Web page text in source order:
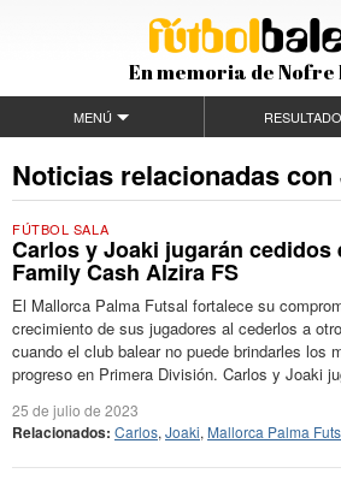
En memoria de Nofre
MENÚ
Noticias relacionadas con
FÚTBOL SALA
Carlos y Joaki jugarán cedidos
Family Cash Alzira FS
El Mallorca Palma Futsal fortalece su
crecimiento de sus jugadores al cederlos a
cuando el club balear no puede brindarles los
progreso en Primera División. Carlos y Joaki
25 de julio de 2023
Relacionados: Carlos, Joaki, Mallorca Palma